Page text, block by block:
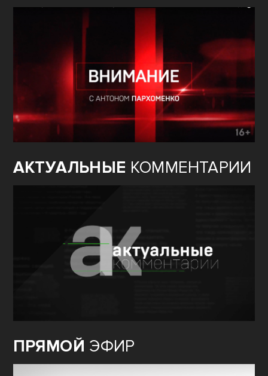
АКТУАЛЬНЫЕ КОММЕНТАРИИ
ПРЯМОЙ ЭФИР